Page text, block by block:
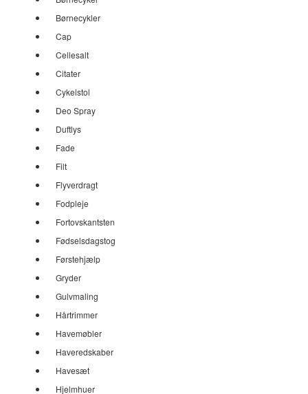
Børnecykler
Cap
Cellesalt
Citater
Cykelstol
Deo Spray
Duftlys
Fade
Filt
Flyverdragt
Fodpleje
Fortovskantsten
Fødselsdagstog
Førstehjælp
Gryder
Gulvmaling
Hårtrimmer
Havemøbler
Haveredskaber
Havesæt
Hjelmhuer